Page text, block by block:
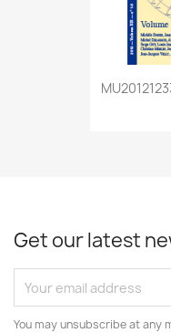
Get our latest
You may unsubscribe at any